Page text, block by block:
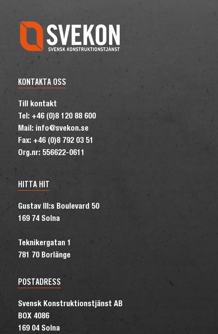
KONTAKTA OSS
Till kontakt
Tel: +46 (0)8 120 88 600
Mail: info@svekon.se
Fax: +46 (0)8 792 03 51
Org.nr: 556622-0611
HITTA HIT
Gustav III:s Boulevard 50
169 74 Solna
Teknikergatan 1
781 70 Borlänge
POSTADRESS
Svensk Konstruktionstjänst AB
BOX 4086
169 04 Solna